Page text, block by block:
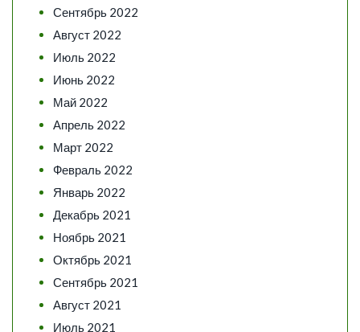
Сентябрь 2022
Август 2022
Июль 2022
Июнь 2022
Май 2022
Апрель 2022
Март 2022
Февраль 2022
Январь 2022
Декабрь 2021
Ноябрь 2021
Октябрь 2021
Сентябрь 2021
Август 2021
Июль 2021